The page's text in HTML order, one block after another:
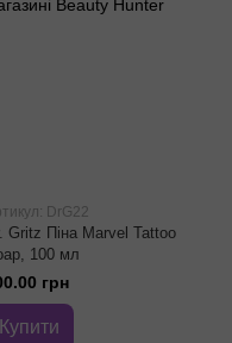
DrG22
Gritz Піна Marvel Tattoo
100 мл
грн
Купити